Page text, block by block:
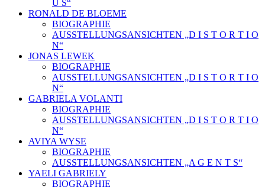
U S“
RONALD DE BLOEME
BIOGRAPHIE
AUSSTELLUNGSANSICHTEN „D I S T O R T I O
N“
JONAS LEWEK
BIOGRAPHIE
AUSSTELLUNGSANSICHTEN „D I S T O R T I O
N“
GABRIELA VOLANTI
BIOGRAPHIE
AUSSTELLUNGSANSICHTEN „D I S T O R T I O
N“
AVIYA WYSE
BIOGRAPHIE
AUSSTELLUNGSANSICHTEN „A G E N T S“
YAELI GABRIELY
BIOGRAPHIE